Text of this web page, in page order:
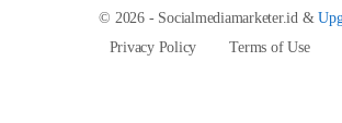
© 2026 - Socialmediamarketer.id &
Privacy Policy
Terms of Use